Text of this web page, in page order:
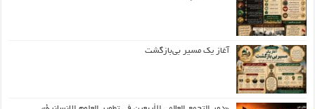
آغاز یک مسیر بی‌بازگشت